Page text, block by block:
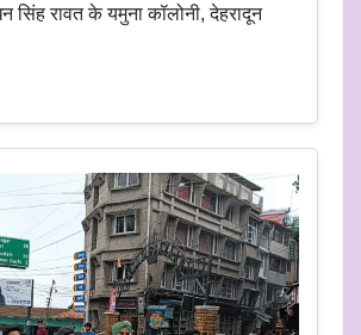
सिंह रावत के यमुना कॉलोनी, देहरादून